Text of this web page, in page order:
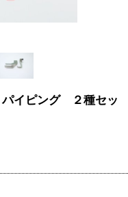
イピング ２種セッ